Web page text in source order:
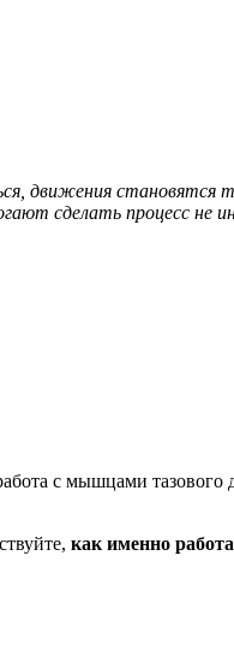
движения
сделать процесс не
с мышцами
как именно